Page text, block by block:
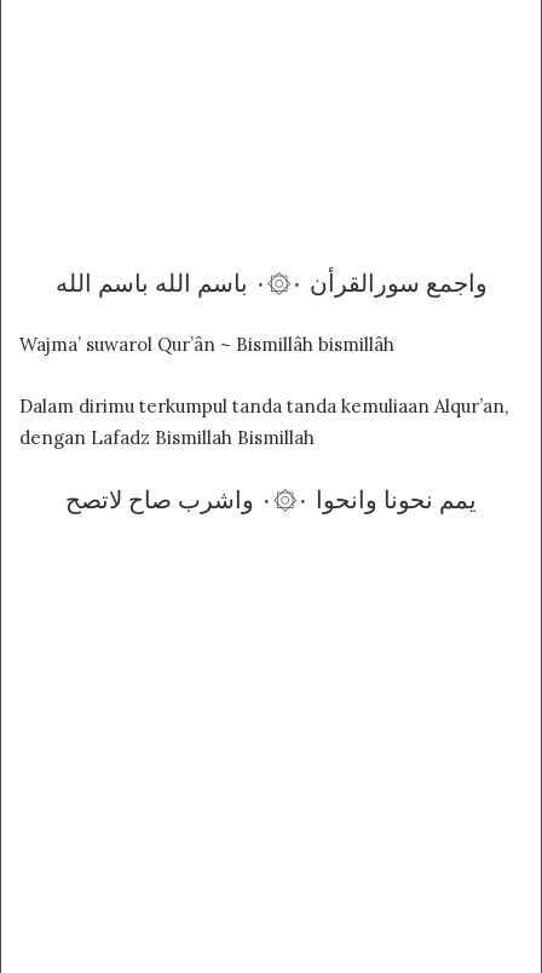
واجمع سورالقرأن ۰۞۰ باسم الله باسم الله
Wajma’ suwarol Qur’ân ~ Bismillâh bismillâh
Dalam dirimu terkumpul tanda tanda kemuliaan Alqur’an,
dengan Lafadz Bismillah Bismillah
يمم نحونا وانحوا ۰۞۰ واشرب صاح لاتصح